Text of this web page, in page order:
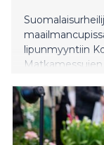
lipunmyyntiin